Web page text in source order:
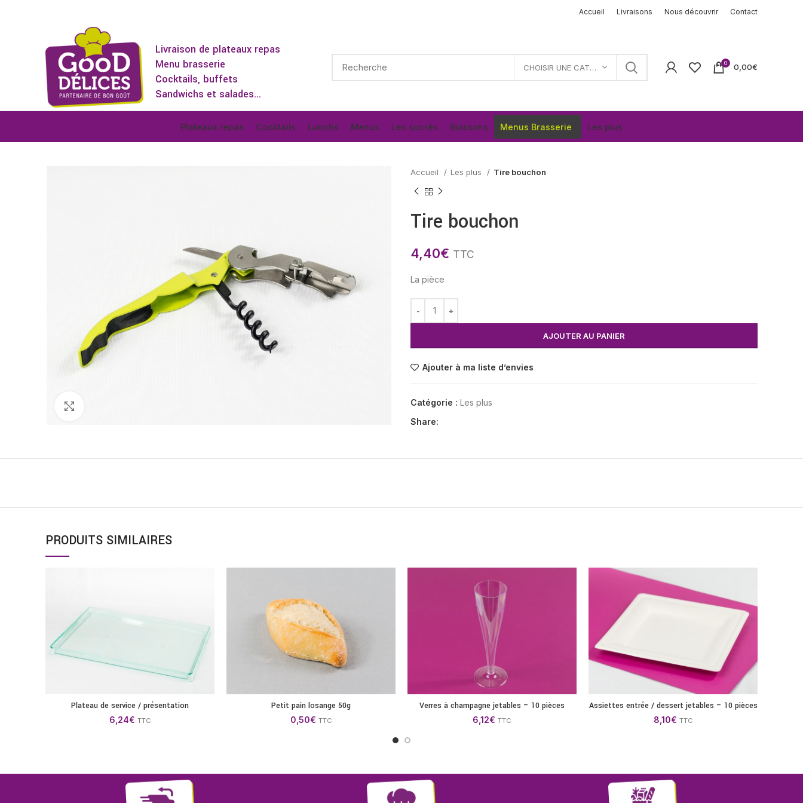
Accueil Livraisons Nous découvrir Contact
Livraison de plateaux repas
Menu brasserie
Cocktails, buffets
Sandwichs et salades...
CHOISIR UNE CATÉGORIE 0 0,00€
Plateaux repas Cocktails Lunchs Menus Les sucrés Boissons Menus Brasserie Les plus
Accueil Les plus Tire bouchon
Tire bouchon
4,40€ TTC
La pièce
AJOUTER AU PANIER
Ajouter à ma liste d’envies
Catégorie : Les plus
Share:
PRODUITS SIMILAIRES
AJOUTER AU PANIER
Plateau de service / présentation
6,24€ TTC
AJOUTER AU PANIER
Petit pain losange 50g
0,50€ TTC
AJOUTER AU PANIER
Verres à champagne jetables – 10 pièces
6,12€ TTC
AJOUTER AU PANIER
Assiettes entrée / dessert jetables – 10 pièces
8,10€ TTC